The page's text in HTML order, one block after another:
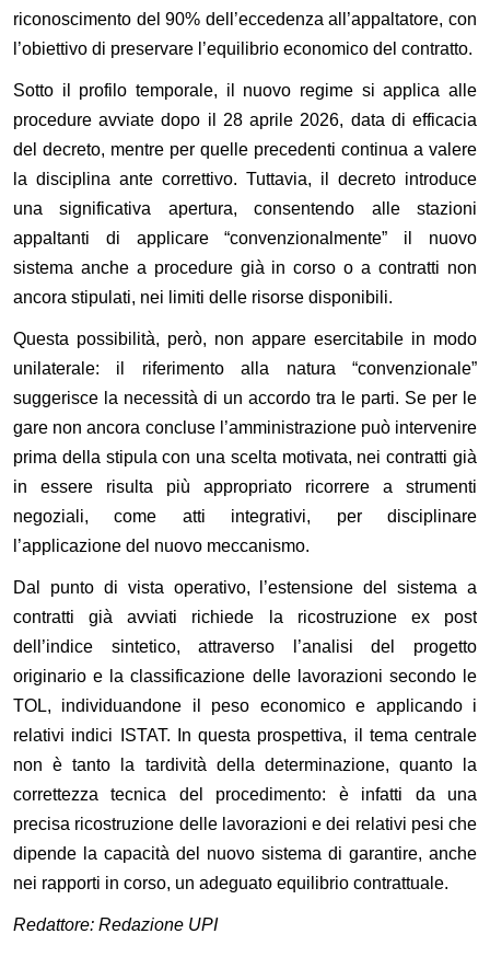
riconoscimento del 90% dell’eccedenza all’appaltatore, con
l’obiettivo di preservare l’equilibrio economico del contratto.
Sotto il profilo temporale, il nuovo regime si applica alle
procedure avviate dopo il 28 aprile 2026, data di efficacia
del decreto, mentre per quelle precedenti continua a valere
la disciplina ante correttivo. Tuttavia, il decreto introduce
una significativa apertura, consentendo alle stazioni
appaltanti di applicare “convenzionalmente” il nuovo
sistema anche a procedure già in corso o a contratti non
ancora stipulati, nei limiti delle risorse disponibili.
Questa possibilità, però, non appare esercitabile in modo
unilaterale: il riferimento alla natura “convenzionale”
suggerisce la necessità di un accordo tra le parti. Se per le
gare non ancora concluse l’amministrazione può intervenire
prima della stipula con una scelta motivata, nei contratti già
in essere risulta più appropriato ricorrere a strumenti
negoziali, come atti integrativi, per disciplinare
l’applicazione del nuovo meccanismo.
Dal punto di vista operativo, l’estensione del sistema a
contratti già avviati richiede la ricostruzione ex post
dell’indice sintetico, attraverso l’analisi del progetto
originario e la classificazione delle lavorazioni secondo le
TOL, individuandone il peso economico e applicando i
relativi indici ISTAT. In questa prospettiva, il tema centrale
non è tanto la tardività della determinazione, quanto la
correttezza tecnica del procedimento: è infatti da una
precisa ricostruzione delle lavorazioni e dei relativi pesi che
dipende la capacità del nuovo sistema di garantire, anche
nei rapporti in corso, un adeguato equilibrio contrattuale.
Redattore: Redazione UPI